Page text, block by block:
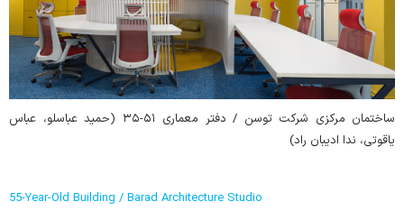
ساختمان مرکزی شرکت توسن / دفتر معماری ۵۱-۳۵ (حمید عباسلو، عباس
یاقوتی، ندا ادیبان راد)
55-Year-Old Building / Barad Architecture Studio